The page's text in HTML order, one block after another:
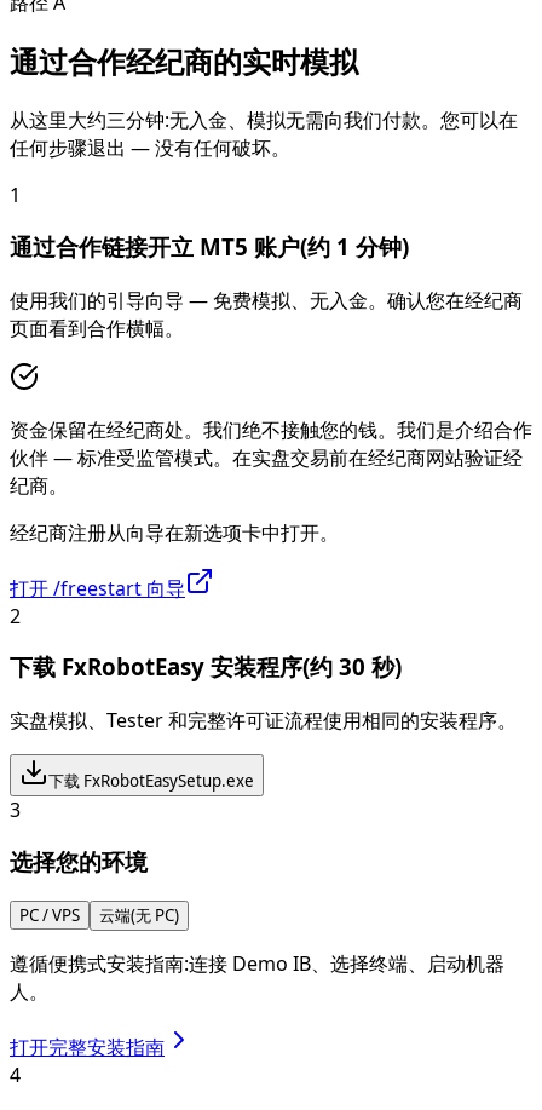
通过合作经纪商的实时模拟
从这里大约三分钟:无入金、模拟无需向我们付款。您可以在
任何步骤退出 — 没有任何破坏。
1
通过合作链接开立 MT5 账户(约 1 分钟)
使用我们的引导向导 — 免费模拟、无入金。确认您在经纪商
页面看到合作横幅。
资金保留在经纪商处。我们绝不接触您的钱。我们是介绍合作
伙伴 — 标准受监管模式。在实盘交易前在经纪商网站验证经
纪商。
经纪商注册从向导在新选项卡中打开。
打开 /freestart 向导
2
下载 FxRobotEasy 安装程序(约 30 秒)
实盘模拟、Tester 和完整许可证流程使用相同的安装程序。
下载 FxRobotEasySetup.exe
3
选择您的环境
PC / VPS 云端(无 PC)
遵循便携式安装指南:连接 Demo IB、选择终端、启动机器
人。
打开完整安装指南
4